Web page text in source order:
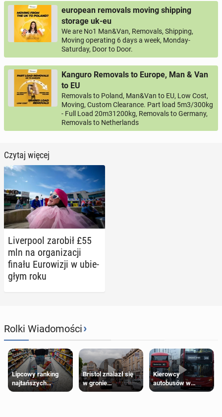
european removals moving shipping
storage uk-eu
We are No1 Man&Van, Removals, Shipping,
Moving operating 6 days a week, Monday-
Saturday, Door to Door.
Kanguro Removals to Europe, Man & Van
to EU
Removals to Poland, Man&Van to EU, Low Cost,
Moving, Custom Clearance. Part load 5m3/300kg
- Full Load 20m31200kg, Removals to Germany,
Removals to Netherlands
Czytaj więcej
Li­ver­po­ol zarobił £55
mln na or­ga­ni­za­cji
finału Eu­ro­wi­zji w ubie­
głym roku
Rolki Wiadomości›
Lipcowy ranking
najtańszych
supermarketów
Bristol znalazł się
w gronie
najlepszych
Kierowcy
autobusów w
Londynie